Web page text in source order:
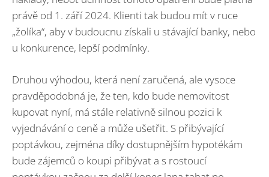
právě od 1. září 2024. Klienti tak budou mít v ruce
„žolíka“, aby v budoucnu získali u stávající banky, nebo
u konkurence, lepší podmínky.
Druhou výhodou, která není zaručená, ale vysoce
pravděpodobná je, že ten, kdo bude nemovitost
kupovat nyní, má stále relativně silnou pozici k
vyjednávání o ceně a může ušetřit. S přibývající
poptávkou, zejména díky dostupnějším hypotékám
bude zájemců o koupi přibývat a s rostoucí